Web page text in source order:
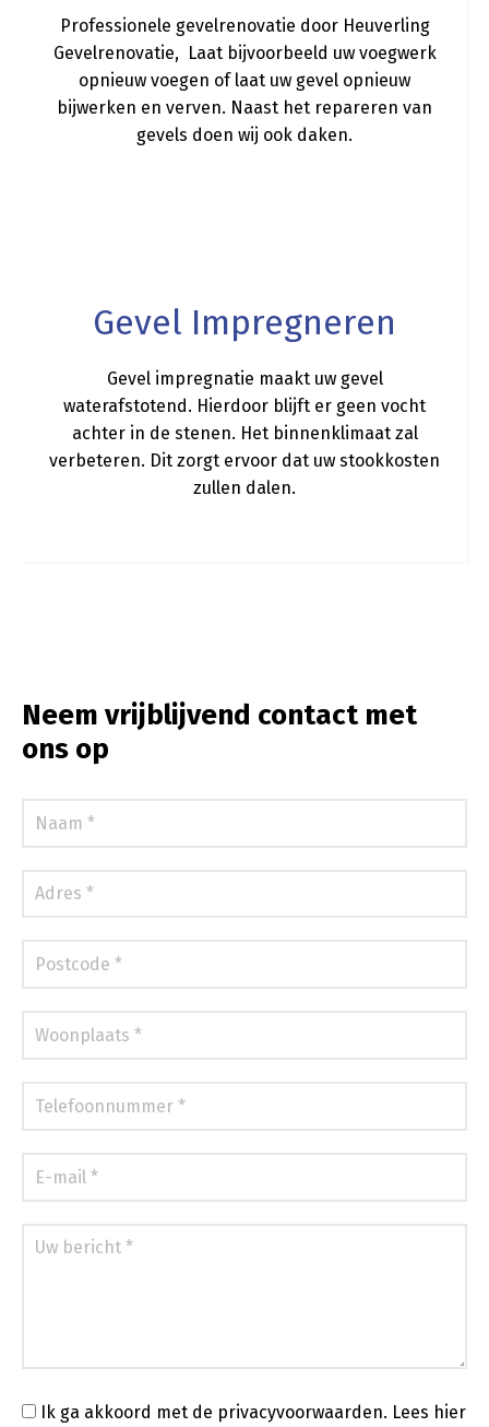
Professionele gevelrenovatie door Heuverling
Gevelrenovatie, Laat bijvoorbeeld uw voegwerk
opnieuw voegen of laat uw gevel opnieuw
bijwerken en verven. Naast het repareren van
gevels doen wij ook daken.
Gevel Impregneren
Gevel impregnatie maakt uw gevel
waterafstotend. Hierdoor blijft er geen vocht
achter in de stenen. Het binnenklimaat zal
verbeteren. Dit zorgt ervoor dat uw stookkosten
zullen dalen.
Neem vrijblijvend contact met
ons op
Ik ga akkoord met de privacyvoorwaarden. Lees hier